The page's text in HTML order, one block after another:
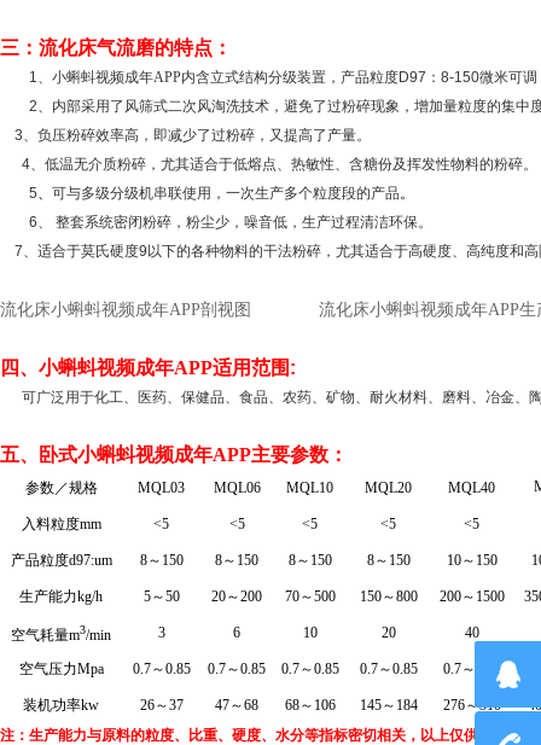
三： 流化床气流磨的特点：
1、 小蝌蚪视频成年APP内含立式结构分级装置，产品粒度D97 ： 8-150微米可调
2、内部采用了风筛式二次风淘洗技术，避免了过粉碎现象，增加量粒度的集中
3、负压粉碎效率高，即减少了过粉碎，又提高了产量。
4、 低温无介质粉碎 ，尤其适合于低熔点、热敏性、含糖份及挥发性物料的粉碎。
5、 可与多级分级机串联使用，一次生产多个粒度段的产品。
6、
整套系统密闭粉碎，粉尘少，噪音低，生产过程清洁环保。
7、适合于莫氏硬度9 以下的各种物料的干法粉碎，尤其适合于高硬度、高纯度和
流化床小蝌蚪视频成年APP剖视图 流化床小蝌蚪视频成年APP生
四、 小蝌蚪视频成年APP适用范围 :
可广泛用于化工、医药、保健品、食品、农药、矿物、耐火材料、磨料、冶金、
五、 卧式小蝌蚪视频成年APP主要参数：
参数／规格 MQL03 MQL06 MQL10 MQL20 MQL40
入料粒度mm <5 <5 <5 <5 <5
产品粒度d97:um 8～150 8～150 8～150 8～150 10～150
生产能力kg/h 5～50 20～200 70～500 150～800 200～1500
空气耗量m3/min 3 6 10 20 40
空气压力Mpa 0.7～0.85 0.7～0.85 0.7～0.85 0.7～0.85 0.7～0.85
装机功率kw 26～37 47～68 68～106 145～184 276～310
注：生产能力与原料的粒度、比重、硬度、水分等指标密切相关，以上仅供选型参考